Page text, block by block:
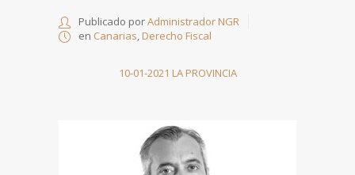
Publicado porAdministrador NGR
en Canarias, Derecho Fiscal
10-01-2021 LA PROVINCIA